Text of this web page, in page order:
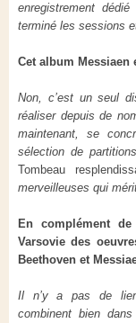
enregistrement
terminé les sessions
Cet album Messiaen
Non, c’est un seul
réaliser depuis de
maintenant, se
sélection de
Tombeau
merveilleuses qui
En complément
Varsovie des
Beethoven et
Il n’y a pas de
combinent bien